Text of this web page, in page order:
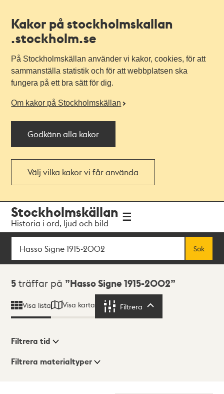
Kakor på stockholmskallan
.stockholm.se
På Stockholmskällan använder vi kakor, cookies, för att
sammanställa statistik och för att webbplatsen ska
fungera på ett bra sätt för dig.
Om kakor på Stockholmskällan
Godkänn alla kakor
Välj vilka kakor vi får använda
navigationen
huvudinnehållet
Stockholmskällan
Historia i ord, ljud och bild
Sök
Sök
Sökresultat
5 träffar på Hasso Signe 1915-2002
Visa lista Visa karta Filtrera
Visningsläge
Filtrera tid
Filtrera materialtyper